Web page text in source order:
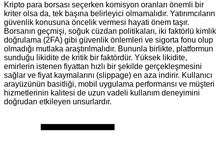
Kripto para borsası seçerken komisyon oranları önemli bir
kriter olsa da, tek başına belirleyici olmamalıdır. Yatırımcıların
güvenlik konusuna öncelik vermesi hayati önem taşır.
Borsanın geçmişi, soğuk cüzdan politikaları, iki faktörlü kimlik
doğrulama (2FA) gibi güvenlik önlemleri ve sigorta fonu olup
olmadığı mutlaka araştırılmalıdır. Bununla birlikte, platformun
sunduğu likidite de kritik bir faktördür. Yüksek likidite,
emirlerin istenen fiyattan hızlı bir şekilde gerçekleşmesini
sağlar ve fiyat kaymalarını (slippage) en aza indirir. Kullanıcı
arayüzünün basitliği, mobil uygulama performansı ve müşteri
hizmetlerinin kalitesi de uzun vadeli kullanım deneyimini
doğrudan etkileyen unsurlardır.